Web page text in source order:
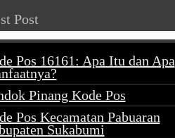
Post
Pos 16161: Apa Itu dan Apa
Pinang Kode Pos
Pos Kecamatan Pabuaran
Sukabumi